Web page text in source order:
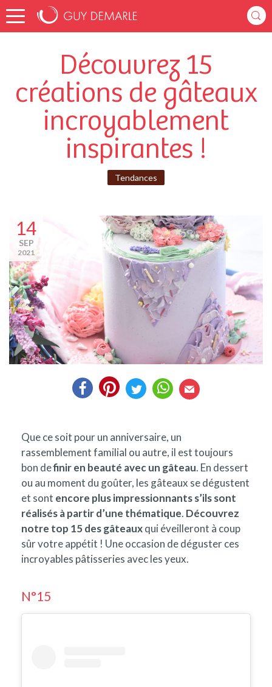
Découvrez 15
créations de gâteaux
incroyablement
inspirantes !
Tendances
14
SEP
2021
Que ce soit pour un anniversaire, un
rassemblement familial ou autre, il est toujours
bon definir en beauté avec un gâteau. En dessert
ou au moment du goûter, les gâteaux se dégustent
et sont encore plus impressionnants s’ils sont
réalisés à partir d’une thématique. Découvrez
notre top 15 des gâteauxqui éveilleront à coup
sûr votre appétit ! Une occasion de déguster ces
incroyables pâtisseries avec les yeux.
N°15